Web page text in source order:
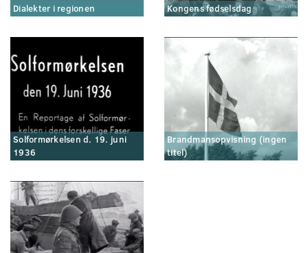
Dialekter i regionen Kongens fødselsdag
Solformørkelsen d. 19. juni
1936
Brandmansopvisning (ingen
titel)